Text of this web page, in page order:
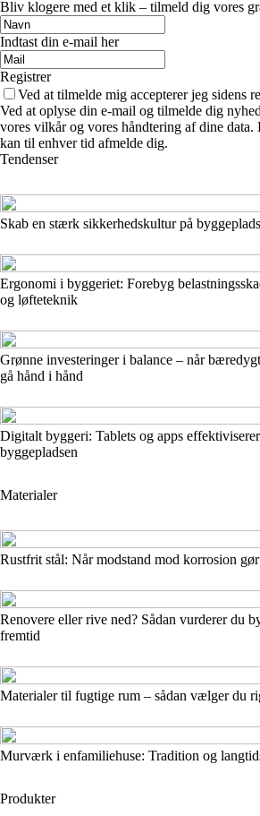
Bliv klogere med et klik – tilmeld dig vores
Indtast din e-mail her
Registrer
Ved at tilmelde mig accepterer jeg sidens
Ved at oplyse din e-mail og tilmelde dig
vores vilkår og vores håndtering af dine
kan til enhver tid afmelde dig.
Tendenser
Skab en stærk sikkerhedskultur på
Ergonomi i byggeriet: Forebyg
og løfteteknik
Grønne investeringer i balance – når
gå hånd i hånd
Digitalt byggeri: Tablets og apps
byggepladsen
Materialer
Rustfrit stål: Når modstand mod korrosion
Renovere eller rive ned? Sådan vurderer du
fremtid
Materialer til fugtige rum – sådan vælger du
Murværk i enfamiliehuse: Tradition og
Produkter